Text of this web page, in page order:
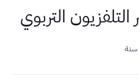
التربوي